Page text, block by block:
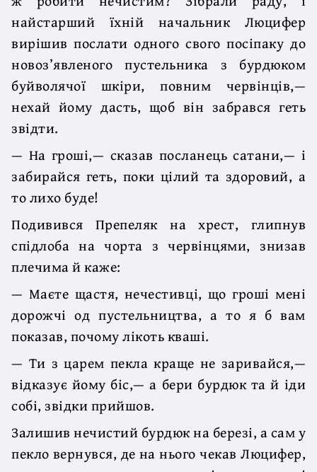
найстарший їхній начальник Люцифер
вирішив послати одного свого посіпаку до
новоз’явленого пустельника з бурдюком
буйволячої шкіри, повним червінців,—
нехай йому дасть, щоб він забрався геть
звідти.
— На гроші,— сказав посланець сатани,— і
забирайся геть, поки цілий та здоровий, а
то лихо буде!
Подивився Препеляк на хрест, глипнув
спідлоба на чорта з червінцями, знизав
плечима й каже:
— Маєте щастя, нечестивці, що гроші мені
дорожчі од пустельництва, а то я б вам
показав, почому лікоть кваші.
— Ти з царем пекла краще не заривайся,—
відказує йому біс,— а бери бурдюк та й іди
собі, звідки прийшов.
Залишив нечистий бурдюк на березі, а сам у
пекло вернувся, де на нього чекав Люцифер,